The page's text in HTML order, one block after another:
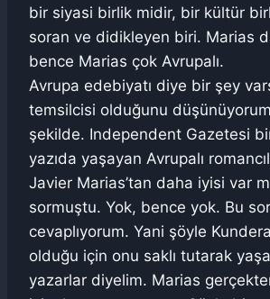
bir siyasi birlik midir, bir kültür
soran ve didikleyen biri. Marias
bence Marias çok Avrupalı.
Avrupa edebiyatı diye bir şey
temsilcisi olduğunu
şekilde. Independent Gazetesi
yazıda yaşayan Avrupalı
Javier Marias’tan daha iyisi var
sormuştu. Yok, bence yok. Bu
cevaplıyorum. Yani şöyle
olduğu için onu saklı tutarak
yazarlar diyelim. Marias